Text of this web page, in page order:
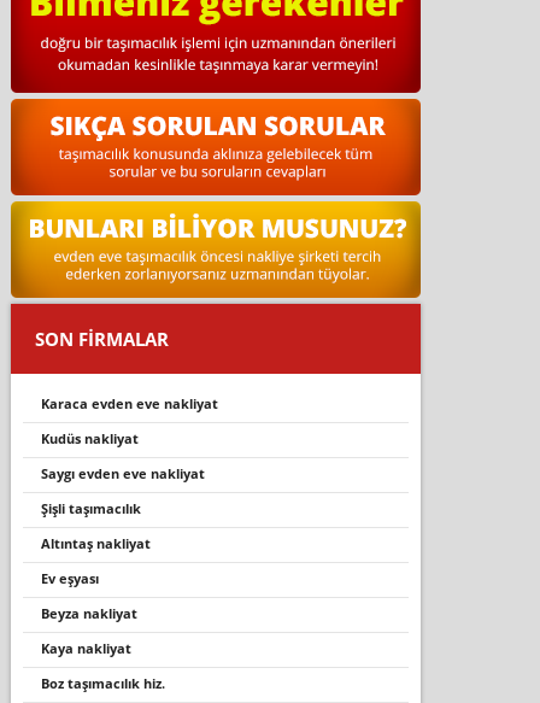
SON FİRMALAR
karaca evden eve nakli̇yat
kudüs nakliyat
saygı evden eve nakliyat
şi̇şli̇ taşimacilik
altintaş nakli̇yat
ev eşyasi
beyza nakliyat
kaya nakliyat
boz taşımacılık hiz.